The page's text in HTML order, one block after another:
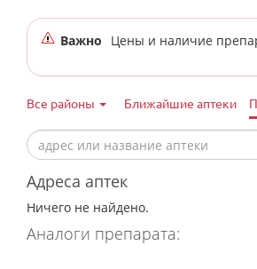
Важно Цены и наличие
Все районы Ближайшие аптеки
Адреса аптек
Ничего не найдено.
Аналоги препарата: